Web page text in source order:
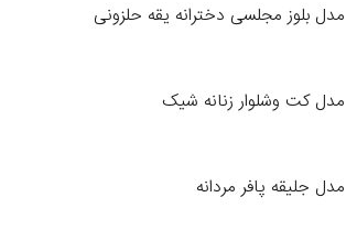
مدل بلوز مجلسی دخترانه یقه حلزونی
مدل کت وشلوار زنانه شیک
مدل جلیقه پافر مردانه